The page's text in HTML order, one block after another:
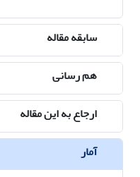
سابقه مقاله
هم رسانی
ارجاع به این مقاله
آمار